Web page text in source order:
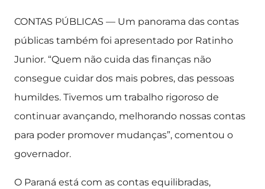
CONTAS PÚBLICAS — Um panorama das contas
públicas também foi apresentado por Ratinho
Junior. “Quem não cuida das finanças não
consegue cuidar dos mais pobres, das pessoas
humildes. Tivemos um trabalho rigoroso de
continuar avançando, melhorando nossas contas
para poder promover mudanças”, comentou o
governador.
O Paraná está com as contas equilibradas,